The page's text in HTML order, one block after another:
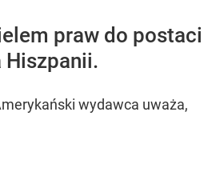
praw do postaci
Hiszpanii.
wydawca uważa,